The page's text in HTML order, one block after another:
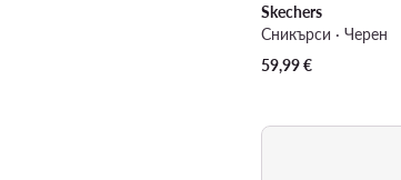
Skechers
Сникърси · Черен
59,99€